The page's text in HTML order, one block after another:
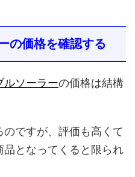
の価格を確認する
ルソーラーの価格は結構
ですが、評価も高くて
となってくると限られ